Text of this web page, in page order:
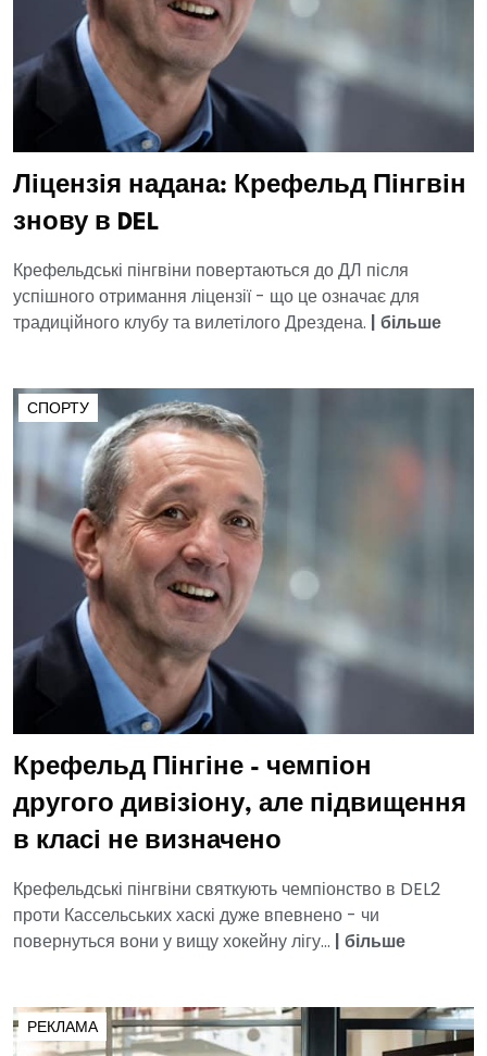
Ліцензія надана: Крефельд Пінгвін
знову в DEL
Крефельдські пінгвіни повертаються до ДЛ після
успішного отримання ліцензії - що це означає для
традиційного клубу та вилетілого Дрездена. | більше
СПОРТУ
Крефельд Пінгіне - чемпіон
другого дивізіону, але підвищення
в класі не визначено
Крефельдські пінгвіни святкують чемпіонство в DEL2
проти Кассельських хаскі дуже впевнено - чи
повернуться вони у вищу хокейну лігу... | більше
РЕКЛАМА